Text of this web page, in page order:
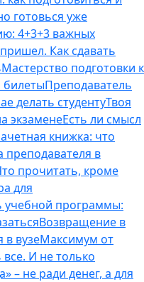
готовься уже
4+3+3 важных
Как сдавать
Мастерство подготовки к
билетыПреподаватель
делать студентуТвоя
экзаменеЕсть ли смысл
книжка: что
преподавателя в
прочитать, кроме
для
учебной программы:
Возвращение в
в вузеМаксимум от
все. И не только
– не ради денег, а для